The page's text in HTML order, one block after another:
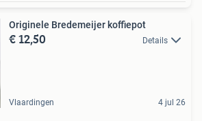
Originele Bredemeijer koffiepot
€ 12,50 Details
Vlaardingen 4 jul 26